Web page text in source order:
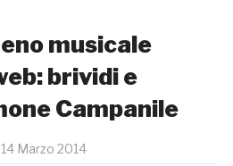
musicale
brividi e
Campanile
14 Marzo 2014